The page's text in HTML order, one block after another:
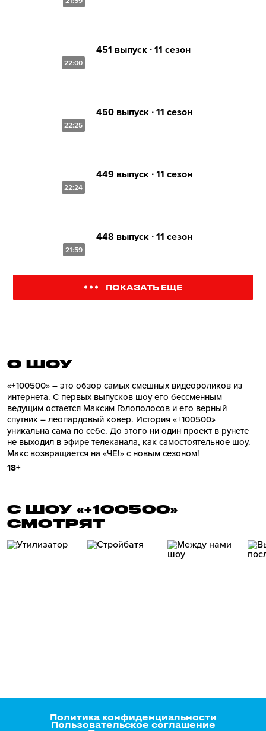
22:00
451 выпуск ∙ 11 сезон
22:25
450 выпуск ∙ 11 сезон
22:24
449 выпуск ∙ 11 сезон
21:59
448 выпуск ∙ 11 сезон
ПОКАЗАТЬ ЕЩЕ
О ШОУ
«+100500» – это обзор самых смешных видеороликов из
интернета. С первых выпусков шоу его бессменным
ведущим остается Максим Голополосов и его верный
спутник – леопардовый ковер. История «+100500»
уникальна сама по себе. До этого ни один проект в рунете
не выходил в эфире телеканала, как самостоятельное шоу.
Макс возвращается на «ЧЕ!» с новым сезоном!
18+
С ШОУ «+100500»
СМОТРЯТ
Политика конфиденциальности
Пользовательское соглашение